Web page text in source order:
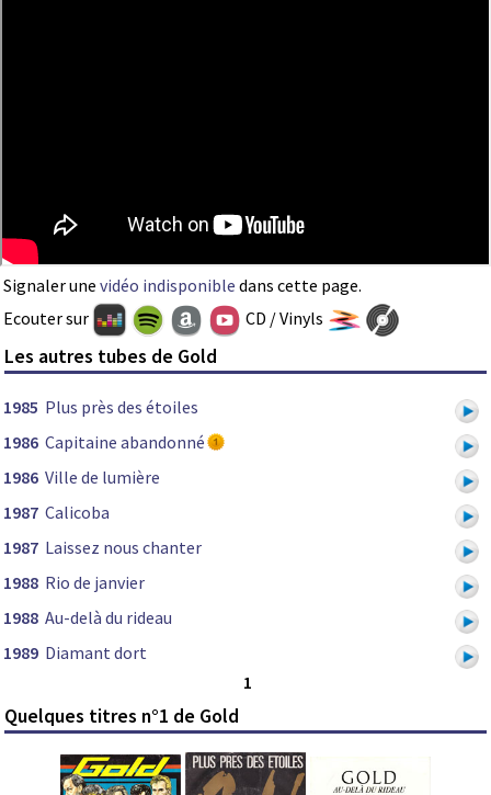
Signaler une vidéo indisponible dans cette page.
Ecouter sur
CD / Vinyls
Les autres tubes de Gold
1985 Plus près des étoiles
1986 Capitaine abandonné
1986 Ville de lumière
1987 Calicoba
1987 Laissez nous chanter
1988 Rio de janvier
1988 Au-delà du rideau
1989 Diamant dort
1
Quelques titres n°1 de Gold